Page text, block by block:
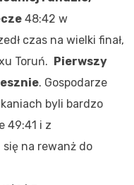
48:42 w
czas na wielki finał,
Toruń.
Pierwszy
. Gospodarze
byli bardzo
49:41 i z
na rewanż do